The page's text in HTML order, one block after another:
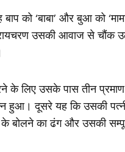
को ‘बाबा’ और बुआ को
उसकी आवाज से चौंक
के लिए उसके पास तीन
हुआ। दूसरे यह कि उसकी
बोलने का ढंग और उसकी